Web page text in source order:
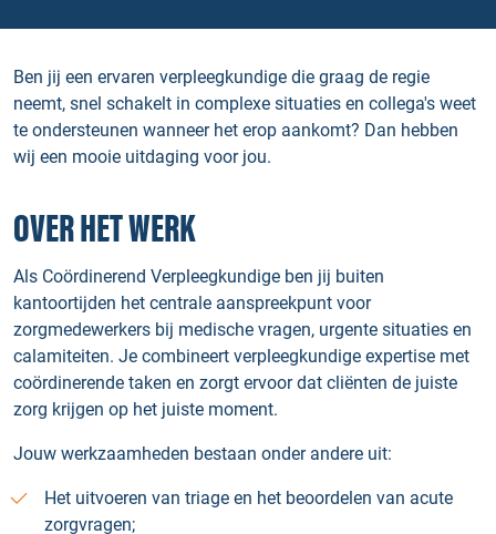
Ben jij een ervaren verpleegkundige die graag de regie
neemt, snel schakelt in complexe situaties en collega's weet
te ondersteunen wanneer het erop aankomt? Dan hebben
wij een mooie uitdaging voor jou.
OVER HET WERK
Als Coördinerend Verpleegkundige ben jij buiten
kantoortijden het centrale aanspreekpunt voor
zorgmedewerkers bij medische vragen, urgente situaties en
calamiteiten. Je combineert verpleegkundige expertise met
coördinerende taken en zorgt ervoor dat cliënten de juiste
zorg krijgen op het juiste moment.
Jouw werkzaamheden bestaan onder andere uit:
Het uitvoeren van triage en het beoordelen van acute
zorgvragen;